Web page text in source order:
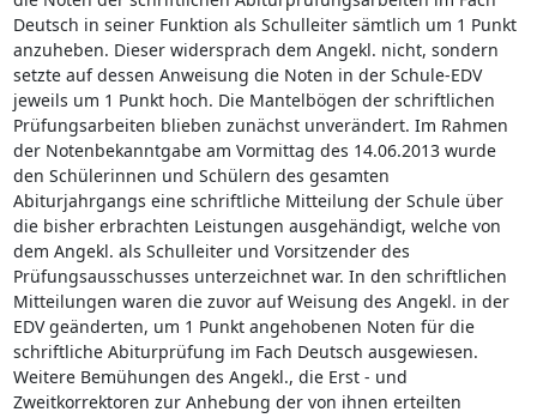
Deutsch in seiner Funktion als Schulleiter sämtlich um 1 Punkt
anzuheben. Dieser widersprach dem Angekl. nicht, sondern
setzte auf dessen Anweisung die Noten in der Schule-EDV
jeweils um 1 Punkt hoch. Die Mantelbögen der schriftlichen
Prüfungsarbeiten blieben zunächst unverändert. Im Rahmen
der Notenbekanntgabe am Vormittag des 14.06.2013 wurde
den Schülerinnen und Schülern des gesamten
Abiturjahrgangs eine schriftliche Mitteilung der Schule über
die bisher erbrachten Leistungen ausgehändigt, welche von
dem Angekl. als Schulleiter und Vorsitzender des
Prüfungsausschusses unterzeichnet war. In den schriftlichen
Mitteilungen waren die zuvor auf Weisung des Angekl. in der
EDV geänderten, um 1 Punkt angehobenen Noten für die
schriftliche Abiturprüfung im Fach Deutsch ausgewiesen.
Weitere Bemühungen des Angekl., die Erst - und
Zweitkorrektoren zur Anhebung der von ihnen erteilten